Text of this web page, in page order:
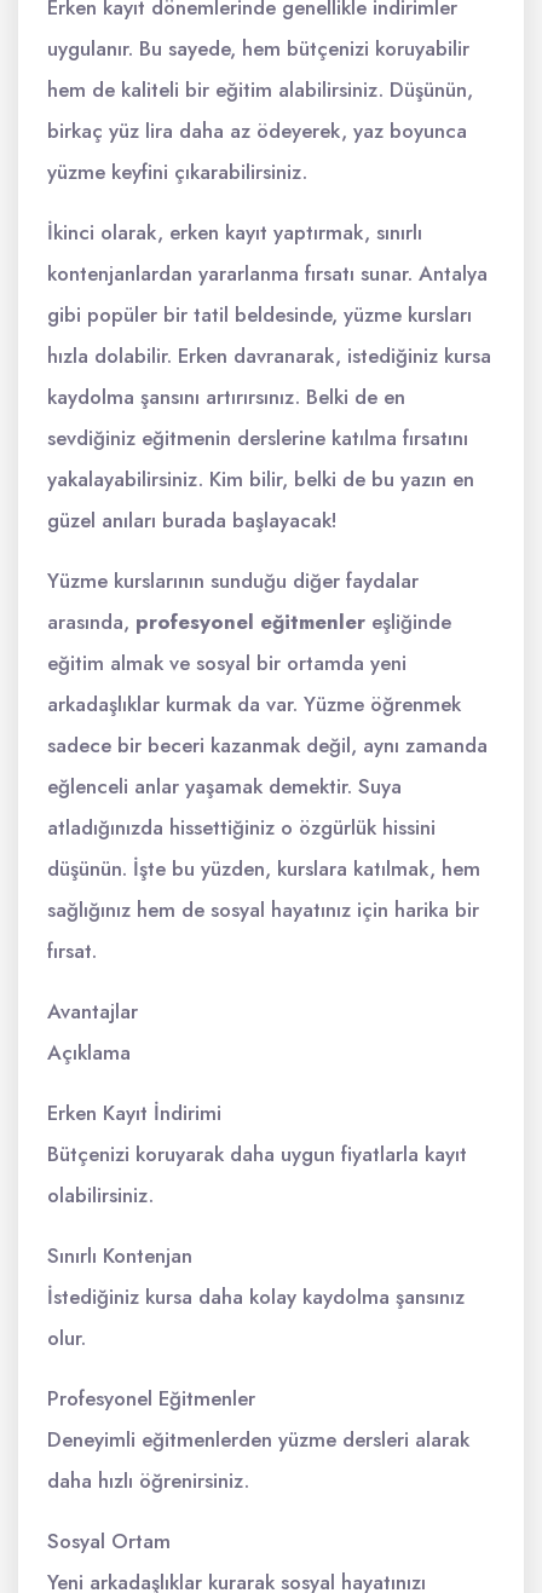
Erken kayıt dönemlerinde genellikle indirimler
uygulanır. Bu sayede, hem bütçenizi koruyabilir
hem de kaliteli bir eğitim alabilirsiniz. Düşünün,
birkaç yüz lira daha az ödeyerek, yaz boyunca
yüzme keyfini çıkarabilirsiniz.
İkinci olarak, erken kayıt yaptırmak, sınırlı
kontenjanlardan yararlanma fırsatı sunar. Antalya
gibi popüler bir tatil beldesinde, yüzme kursları
hızla dolabilir. Erken davranarak, istediğiniz kursa
kaydolma şansını artırırsınız. Belki de en
sevdiğiniz eğitmenin derslerine katılma fırsatını
yakalayabilirsiniz. Kim bilir, belki de bu yazın en
güzel anıları burada başlayacak!
Yüzme kurslarının sunduğu diğer faydalar
arasında, profesyonel eğitmenler eşliğinde
eğitim almak ve sosyal bir ortamda yeni
arkadaşlıklar kurmak da var. Yüzme öğrenmek
sadece bir beceri kazanmak değil, aynı zamanda
eğlenceli anlar yaşamak demektir. Suya
atladığınızda hissettiğiniz o özgürlük hissini
düşünün. İşte bu yüzden, kurslara katılmak, hem
sağlığınız hem de sosyal hayatınız için harika bir
fırsat.
Avantajlar
Açıklama
Erken Kayıt İndirimi
Bütçenizi koruyarak daha uygun fiyatlarla kayıt
olabilirsiniz.
Sınırlı Kontenjan
İstediğiniz kursa daha kolay kaydolma şansınız
olur.
Profesyonel Eğitmenler
Deneyimli eğitmenlerden yüzme dersleri alarak
daha hızlı öğrenirsiniz.
Sosyal Ortam
Yeni arkadaşlıklar kurarak sosyal hayatınızı